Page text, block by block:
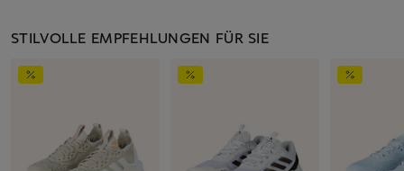
STILVOLLE EMPFEHLUNGEN FÜR SIE